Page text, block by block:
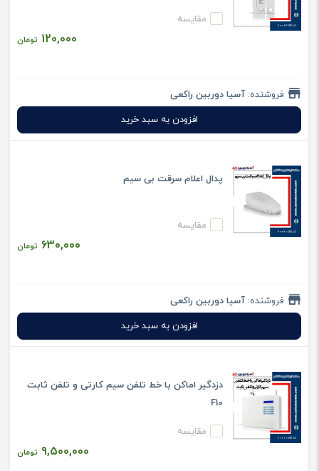
مقایسه
120,000 تومان
فروشنده: آسیا دوربین راکعی
افزودن به سبد خرید
پدال اعلام سرقت بی سیم
مقایسه
630,000 تومان
فروشنده: آسیا دوربین راکعی
افزودن به سبد خرید
دزدگیر اماکن با خط تلفن سیم کارتی و تلفن ثابت
F10
مقایسه
9,500,000 تومان